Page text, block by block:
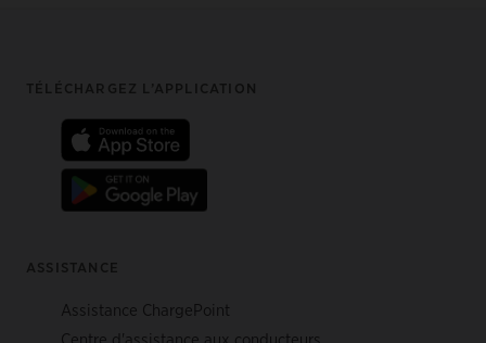
Footer
TÉLÉCHARGEZ L’APPLICATION
ASSISTANCE
Assistance ChargePoint